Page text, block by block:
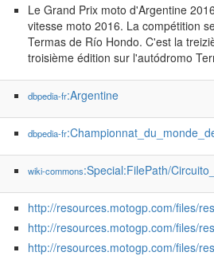
Le Grand Prix moto d'Argentine
vitesse moto 2016. La compétition
Termas de Río Hondo. C'est la
troisième édition sur l'autódromo
dbpedia-fr:Argentine
dbpedia-fr
wiki-commons:Special:FilePath/
http://resources.motogp.com/files/
http://resources.motogp.com/files/
http://resources.motogp.com/files/